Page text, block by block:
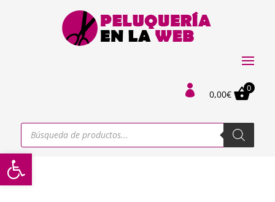
Abrir barra de herramientas
 0,00€
0
Búsqueda
productos